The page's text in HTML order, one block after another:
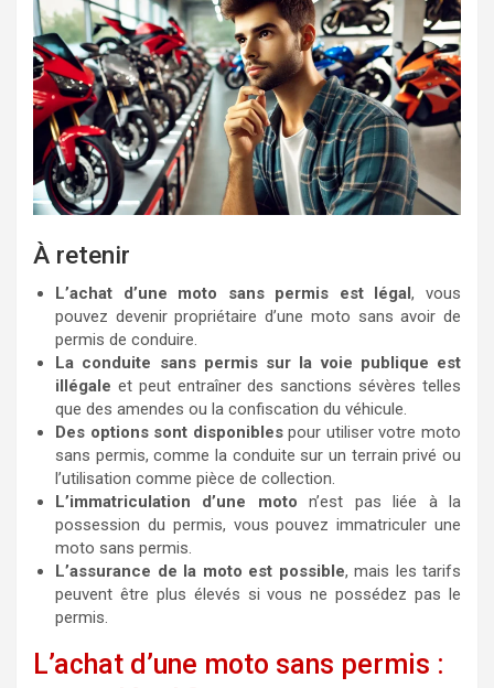
À retenir
L’achat d’une moto sans permis est légal, vous
pouvez devenir propriétaire d’une moto sans avoir de
permis de conduire.
La conduite sans permis sur la voie publique est
illégale et peut entraîner des sanctions sévères telles
que des amendes ou la confiscation du véhicule.
Des options sont disponiblespour utiliser votre moto
sans permis, comme la conduite sur un terrain privé ou
l’utilisation comme pièce de collection.
L’immatriculation d’une moto n’est pas liée à la
possession du permis, vous pouvez immatriculer une
moto sans permis.
L’assurance de la moto est possible, mais les tarifs
peuvent être plus élevés si vous ne possédez pas le
permis.
L’achat d’une moto sans permis :